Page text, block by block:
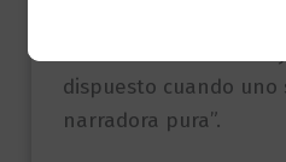
dispuesto cuando uno
narradora pura”.